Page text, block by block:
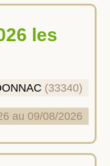
(33340)
au 09/08/2026